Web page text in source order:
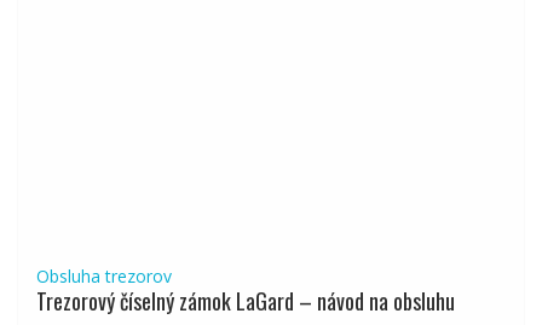
Obsluha trezorov
Trezorový číselný zámok LaGard – návod na obsluhu